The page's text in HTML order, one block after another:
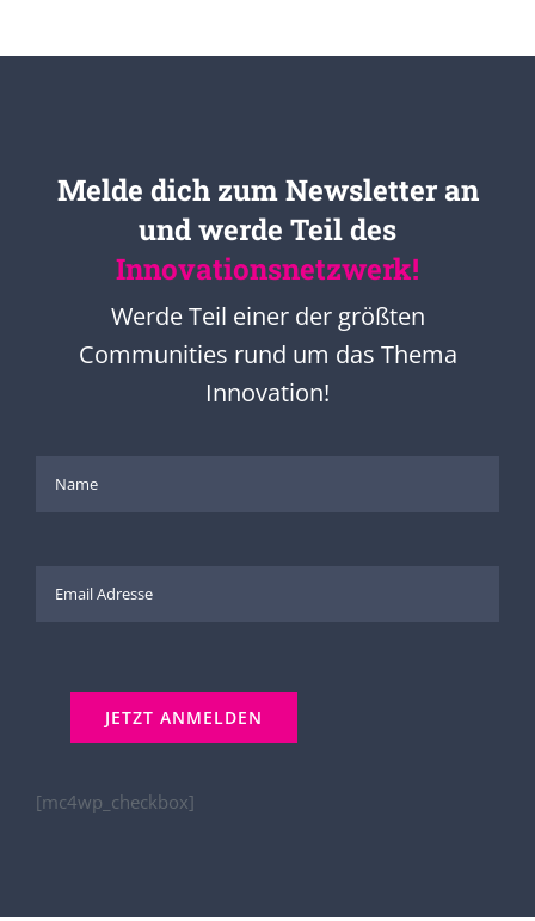
Melde dich zum Newsletter an
und werde Teil des
Innovationsnetzwerk!
Werde Teil einer der größten
Communities rund um das Thema
Innovation!
[mc4wp_checkbox]